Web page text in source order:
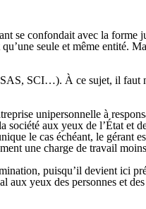
se confondait avec la forme
seule et même entité.
SCI…). À ce sujet, il faut
unipersonnelle à
aux yeux de l’État et
le cas échéant, le gérant
une charge de travail
puisqu’il devient ici
aux yeux des personnes et